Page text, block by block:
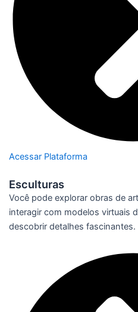
Acessar Plataforma
Esculturas
Você pode explorar obras de
interagir com modelos virtuais
descobrir detalhes fascinantes.